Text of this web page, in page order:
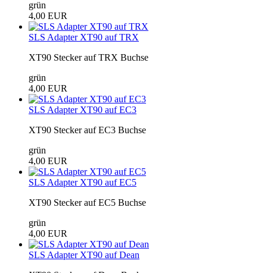
grün
4,00 EUR
SLS Adapter XT90 auf TRX
XT90 Stecker auf TRX Buchse
grün
4,00 EUR
SLS Adapter XT90 auf EC3
XT90 Stecker auf EC3 Buchse
grün
4,00 EUR
SLS Adapter XT90 auf EC5
XT90 Stecker auf EC5 Buchse
grün
4,00 EUR
SLS Adapter XT90 auf Dean